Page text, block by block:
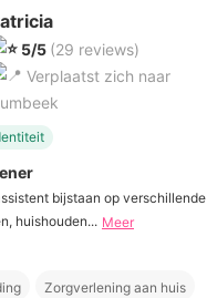
5/5 (29 reviews)
Verplaatst zich naar
bijstaan op verschillende
huishouden... Meer
Zorgverlening aan huis